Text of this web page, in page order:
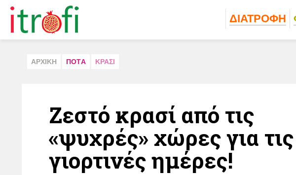
ΔΙΑΤΡΟΦΗ
ΑΡΧΙΚΗ ΠΟΤA ΚΡΑΣΙ
Ζεστό κρασί από τις
«ψυχρές» χώρες για τις
γιορτινές ημέρες!